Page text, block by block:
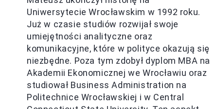
Uniwersytecie Wrocławskim w 1992 roku.
Już w czasie studiów rozwijał swoje
umiejętności analityczne oraz
komunikacyjne, które w polityce okazują się
niezbędne. Poza tym zdobył dyplom MBA na
Akademii Ekonomicznej we Wrocławiu oraz
studiował Business Administration na
Politechnice Wrocławskiej i w Central